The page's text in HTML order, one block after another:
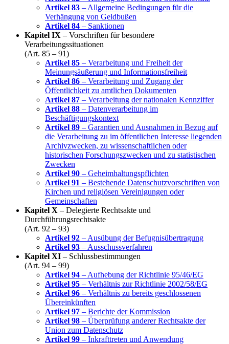
Artikel 83 – Allgemeine Bedingungen für die
Verhängung von Geldbußen
Artikel 84 – Sanktionen
Kapitel IX – Vorschriften für besondere
Verarbeitungssituationen
(Art. 85 – 91)
Artikel 85 – Verarbeitung und Freiheit der
Meinungsäußerung und Informationsfreiheit
Artikel 86 – Verarbeitung und Zugang der
Öffentlichkeit zu amtlichen Dokumenten
Artikel 87 – Verarbeitung der nationalen Kennziffer
Artikel 88 – Datenverarbeitung im
Beschäftigungskontext
Artikel 89 – Garantien und Ausnahmen in Bezug auf
die Verarbeitung zu im öffentlichen Interesse liegenden
Archivzwecken, zu wissenschaftlichen oder
historischen Forschungszwecken und zu statistischen
Zwecken
Artikel 90 – Geheimhaltungspflichten
Artikel 91 – Bestehende Datenschutzvorschriften von
Kirchen und religiösen Vereinigungen oder
Gemeinschaften
Kapitel X – Delegierte Rechtsakte und
Durchführungsrechtsakte
(Art. 92 – 93)
Artikel 92 – Ausübung der Befugnisübertragung
Artikel 93 – Ausschussverfahren
Kapitel XI – Schlussbestimmungen
(Art. 94 – 99)
Artikel 94 – Aufhebung der Richtlinie 95/46/EG
Artikel 95 – Verhältnis zur Richtlinie 2002/58/EG
Artikel 96 – Verhältnis zu bereits geschlossenen
Übereinkünften
Artikel 97 – Berichte der Kommission
Artikel 98 – Überprüfung anderer Rechtsakte der
Union zum Datenschutz
Artikel 99 – Inkrafttreten und Anwendung